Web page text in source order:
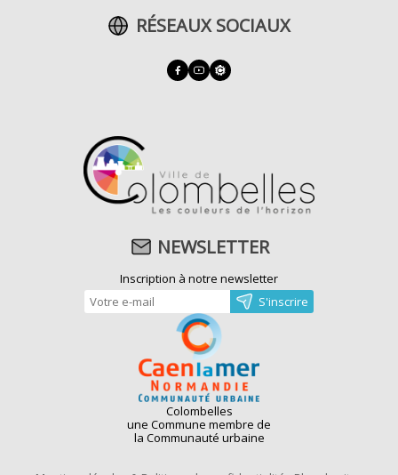
RÉSEAUX SOCIAUX
NEWSLETTER
Inscription à notre newsletter
Colombelles
une Commune membre de
la Communauté urbaine